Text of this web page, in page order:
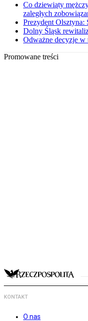
Co dziewiąty
zaległych
Prezydent
Dolny Śląsk
Odważne decyzje w
Promowane treści
KONTAKT
O nas